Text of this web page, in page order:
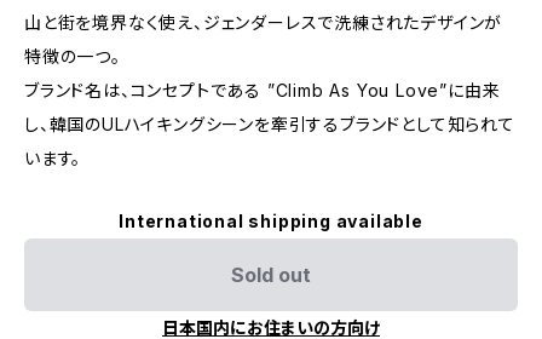
山と街を境界なく使え、ジェンダーレスで洗練されたデザインが
特徴の一つ。
ブランド名は、コンセプトである ”Climb As You Love”に由来
し、韓国のULハイキングシーンを牽引するブランドとして知られて
います。
International shipping available
Sold out
日本国内にお住まいの方向け